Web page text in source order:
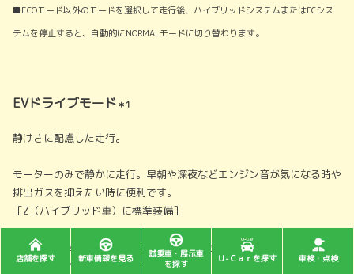
■ECOモード以外のモードを選択して走行後、ハイブリッドシステムまたはFCシス
テムを停止すると、自動的にNORMALモードに切り替わります。
EVドライブモード＊1
静けさに配慮した走行。
モーターのみで静かに走行。早朝や深夜などエンジン音が気になる時や
排出ガスを抑えたい時に便利です。
［Z（ハイブリッド車）に標準装備］
＊1. ハイブリッドシステムの状態によっては使用できない場合があります。また、
走行距離は、ハイブリッドバッテリーの状況によって異なります。
店舗を探す 新車情報を見る
試乗車・展示車
を探す
Ｕ-Ｃａｒを探す 車検・点検